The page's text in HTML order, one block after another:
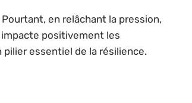
en relâchant la pression,
positivement les
essentiel de la résilience.